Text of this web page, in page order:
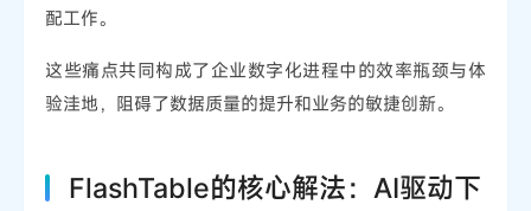
配工作。
这些痛点共同构成了企业数字化进程中的效率瓶颈与体
验洼地，阻碍了数据质量的提升和业务的敏捷创新。
FlashTable的核心解法：AI驱动下